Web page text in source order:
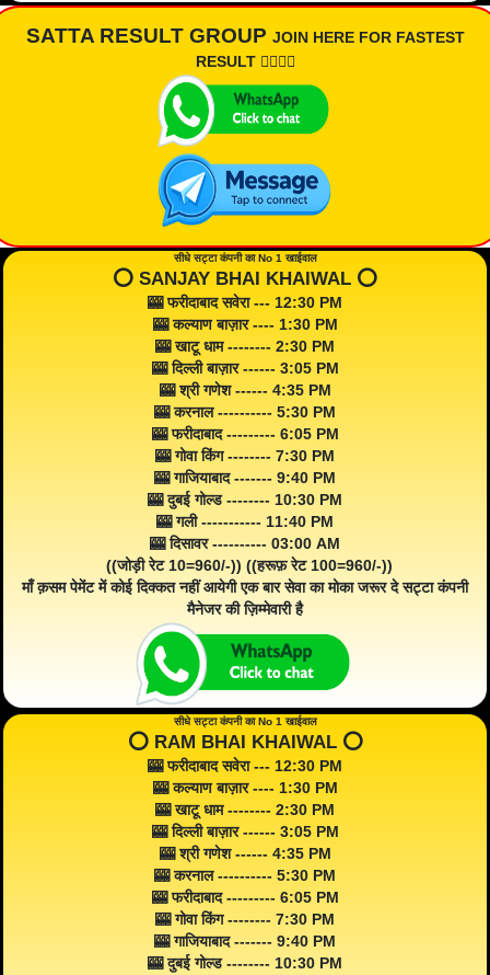
SATTA RESULT GROUP JOIN HERE FOR FASTEST
RESULT 👇🏾👇🏾
सीधे सट्टा कंपनी का No 1 खाईवाल
⭕️ SANJAY BHAI KHAIWAL ⭕️
🎰 फरीदाबाद सवेरा --- 12:30 PM
🎰 कल्याण बाज़ार ---- 1:30 PM
🎰 खाटू धाम -------- 2:30 PM
🎰 दिल्ली बाज़ार ------ 3:05 PM
🎰 श्री गणेश ------ 4:35 PM
🎰 करनाल ---------- 5:30 PM
🎰 फरीदाबाद --------- 6:05 PM
🎰 गोवा किंग -------- 7:30 PM
🎰 गाजियाबाद ------- 9:40 PM
🎰 दुबई गोल्ड -------- 10:30 PM
🎰 गली ----------- 11:40 PM
🎰 दिसावर ---------- 03:00 AM
((जोड़ी रेट 10=960/-)) ((हरूफ़ रेट 100=960/-))
माँ क़सम पेमेंट में कोई दिक्कत नहीं आयेगी एक बार सेवा का मोका जरूर दे सट्टा कंपनी
मैनेजर की ज़िम्मेवारी है
सीधे सट्टा कंपनी का No 1 खाईवाल
⭕️ RAM BHAI KHAIWAL ⭕️
🎰 फरीदाबाद सवेरा --- 12:30 PM
🎰 कल्याण बाज़ार ---- 1:30 PM
🎰 खाटू धाम -------- 2:30 PM
🎰 दिल्ली बाज़ार ------ 3:05 PM
🎰 श्री गणेश ------ 4:35 PM
🎰 करनाल ---------- 5:30 PM
🎰 फरीदाबाद --------- 6:05 PM
🎰 गोवा किंग -------- 7:30 PM
🎰 गाजियाबाद ------- 9:40 PM
🎰 दुबई गोल्ड -------- 10:30 PM